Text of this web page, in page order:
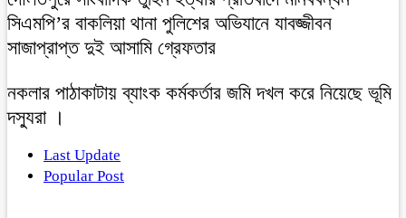
সিএমপি’র বাকলিয়া থানা পুলিশের অভিযানে যাবজ্জীবন
সাজাপ্রাপ্ত দুই আসামি গ্রেফতার
নকলার পাঠাকাটায় ব্যাংক কর্মকর্তার জমি দখল করে নিয়েছে ভূমি
দস্যুরা ।
Last Update
Popular Post